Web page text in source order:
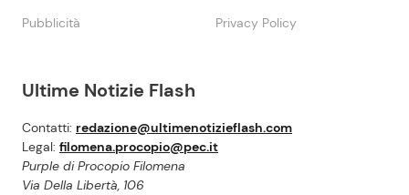
Ultime Notizie Flash
Contatti: redazione@ultimenotizieflash.com
Legal: filomena.procopio@pec.it
Purple di Procopio Filomena
Via Della Libertà, 106
Pubblicità Privacy Policy